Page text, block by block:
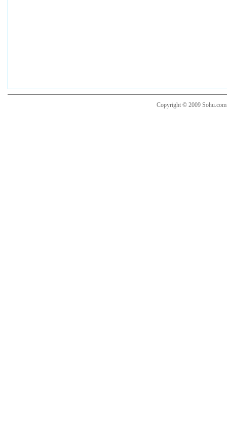
Copyright © 2009